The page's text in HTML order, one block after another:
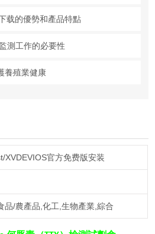
载的優勢和產品特點
測工作的必要性
養殖業健康
XVDEVIOS官方免费版安装
品/農產品,化工,生物產業,綜合